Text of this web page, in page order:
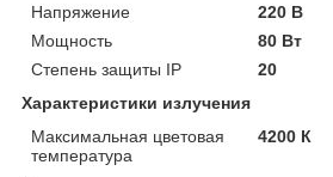
Напряжение
220 В
Мощность
80 Вт
Степень защиты IP
20
Характеристики излучения
Максимальная цветовая
температура
4200 К